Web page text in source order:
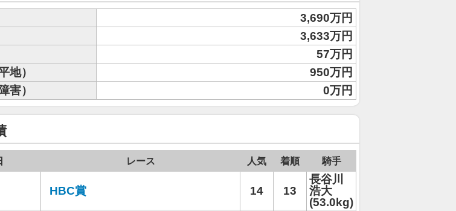
3,690万円
3,633万円
57万円
地）
950万円
害）
0万円
レース 人気 着順 騎手
HBC賞 14 13
長谷川
浩大
(53.0kg)